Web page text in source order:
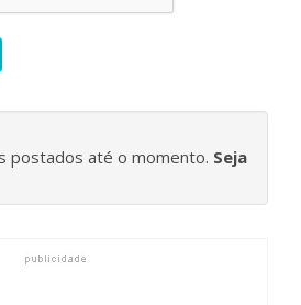
postados até o momento. Seja